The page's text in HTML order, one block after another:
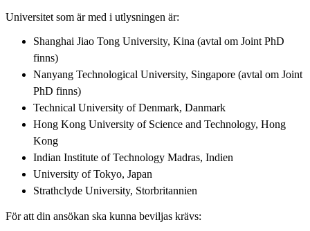
Universitet som är med i utlysningen är:
Shanghai Jiao Tong University, Kina (avtal om Joint PhD
finns)
Nanyang Technological University, Singapore (avtal om Joint
PhD finns)
Technical University of Denmark, Danmark
Hong Kong University of Science and Technology, Hong
Kong
Indian Institute of Technology Madras, Indien
University of Tokyo, Japan
Strathclyde University, Storbritannien
För att din ansökan ska kunna beviljas krävs: